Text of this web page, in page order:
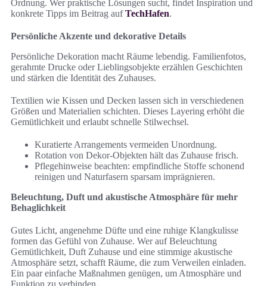
Ordnung. Wer praktische Lösungen sucht, findet Inspiration und
konkrete Tipps im Beitrag aufTechHafen.
Persönliche Akzente und dekorative Details
Persönliche Dekoration macht Räume lebendig. Familienfotos,
gerahmte Drucke oder Lieblingsobjekte erzählen Geschichten
und stärken die Identität des Zuhauses.
Textilien wie Kissen und Decken lassen sich in verschiedenen
Größen und Materialien schichten. Dieses Layering erhöht die
Gemütlichkeit und erlaubt schnelle Stilwechsel.
Kuratierte Arrangements vermeiden Unordnung.
Rotation von Dekor-Objekten hält das Zuhause frisch.
Pflegehinweise beachten: empfindliche Stoffe schonend
reinigen und Naturfasern sparsam imprägnieren.
Beleuchtung, Duft und akustische Atmosphäre für mehr
Behaglichkeit
Gutes Licht, angenehme Düfte und eine ruhige Klangkulisse
formen das Gefühl von Zuhause. Wer auf Beleuchtung
Gemütlichkeit, Duft Zuhause und eine stimmige akustische
Atmosphäre setzt, schafft Räume, die zum Verweilen einladen.
Ein paar einfache Maßnahmen genügen, um Atmosphäre und